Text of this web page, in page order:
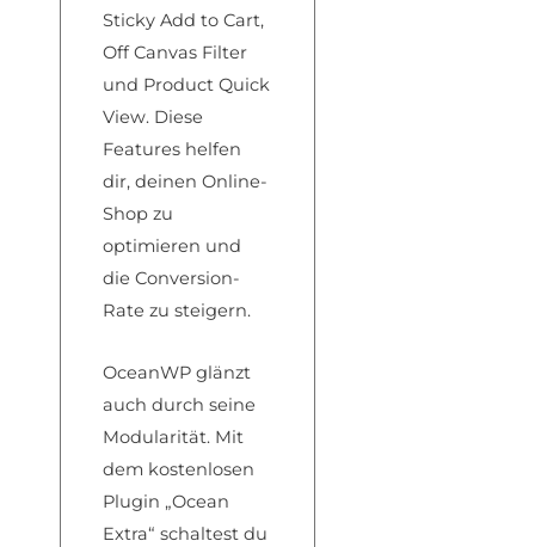
Sticky Add to Cart,
Off Canvas Filter
und Product Quick
View. Diese
Features helfen
dir, deinen Online-
Shop zu
optimieren und
die Conversion-
Rate zu steigern.
OceanWP glänzt
auch durch seine
Modularität. Mit
dem kostenlosen
Plugin „Ocean
Extra“ schaltest du